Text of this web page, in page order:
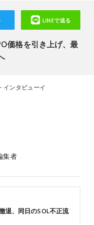
価格を引き上げ、最
LINEで送る
インタビューイ
集者
退、同日のSOL不正流